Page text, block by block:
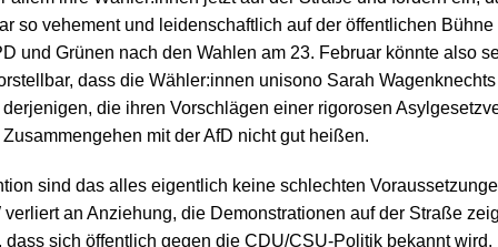
so vehement und leidenschaftlich auf der öffentlichen
und Grünen nach den Wahlen am 23. Februar könnte also
dass die Wähler:innen unisono Sarah
die ihren Vorschlägen einer rigorosen
mit der AfD nicht gut heißen.
sind das alles eigentlich keine schlechten
verliert an Anziehung, die Demonstrationen auf der Straße
sich öffentlich gegen die CDU/CSU-Politik bekannt